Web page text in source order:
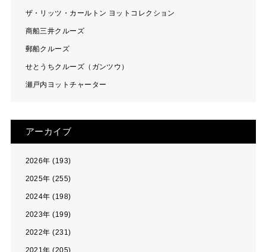
ザ・リッツ・カールトン ヨットコレクション
商船三井クルーズ
郵船クルーズ
せとうちクルーズ（ガンツウ）
瀬戸内ヨットチャーター
アーカイブ
2026年 (193)
2025年 (255)
2024年 (198)
2023年 (199)
2022年 (231)
2021年 (205)